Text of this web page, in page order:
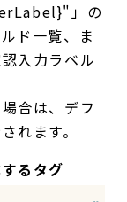
」の
ド一覧、ま
入力ラベル
合は、デフ
れます。
るタグ